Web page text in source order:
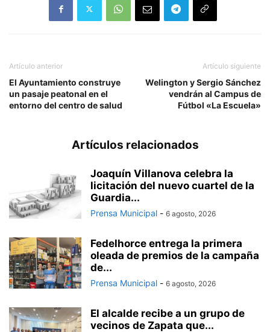
Artículo anterior
El Ayuntamiento construye
un pasaje peatonal en el
entorno del centro de salud
Artículo siguiente
Welington y Sergio Sánchez
vendrán al Campus de
Fútbol «La Escuela»
Artículos relacionados
Joaquín Villanova celebra la
licitación del nuevo cuartel de la
Guardia...
Prensa Municipal - 6 agosto, 2026
Fedelhorce entrega la primera
oleada de premios de la campaña
de...
Prensa Municipal - 6 agosto, 2026
El alcalde recibe a un grupo de
vecinos de Zapata que...